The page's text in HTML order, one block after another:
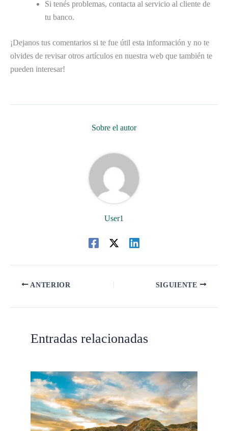
Si tenés problemas, contacta al servicio al cliente de
tu banco.
¡Dejanos tus comentarios si te fue útil esta información y no te
olvides de revisar otros artículos en nuestra web que también te
pueden interesar!
Sobre el autor
User1
ANTERIOR SIGUIENTE
Entradas relacionadas